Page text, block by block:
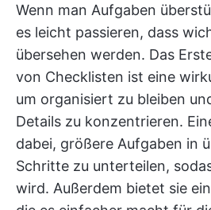
Wenn man Aufgaben
es leicht passieren, dass
übersehen werden. Das
von Checklisten ist eine
um organisiert zu bleiben
Details zu konzentrieren.
dabei, größere Aufgaben in
Schritte zu unterteilen,
wird. Außerdem bietet sie